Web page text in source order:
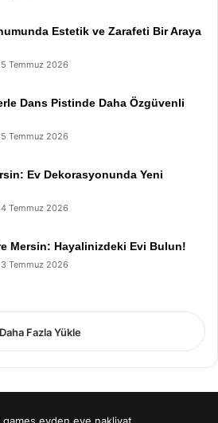
Estetik ve Zarafeti Bir Araya
Temmuz 2026
Dans Pistinde Daha Özgüvenli
Temmuz 2026
Ev Dekorasyonunda Yeni
Temmuz 2026
Mersin: Hayalinizdeki Evi Bulun!
Temmuz 2026
Daha Fazla Yükle